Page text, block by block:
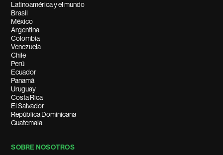
Latinoamérica y el mundo
Brasil
México
Argentina
Colombia
Venezuela
Chile
Perú
Ecuador
Panamá
Uruguay
Costa Rica
El Salvador
República Dominicana
Guatemala
SOBRE NOSOTROS